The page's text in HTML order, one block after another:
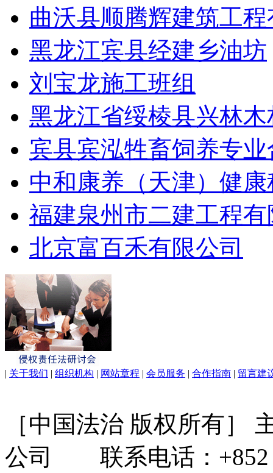
曲沃县顺腾辉建筑工
黑龙江宾县经建乡油坊
刘宝龙施工班组
黑龙江省绥棱县兴林
宾县宾泓牲畜饲养专
中和康养（天津）健
福建泉州市二建工程
北京富百禾有限公司
| 关于我们 | 组织机构 | 网站章程 | 会员服务 | 合作指南 | 留言建
［中国法治 版权所有］
公司 联系电话：+852